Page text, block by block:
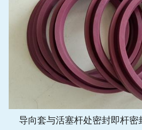
导向套与活塞杆处密封即杆密